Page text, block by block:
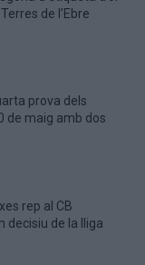
de l’Ebre
prova dels
de maig amb dos
rep al CB
decisiu de la lliga